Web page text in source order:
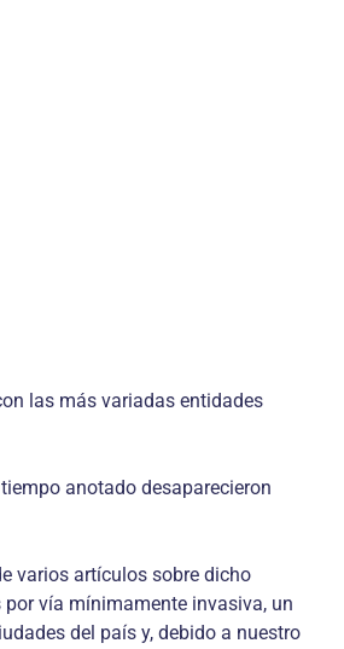
las más variadas entidades
anotado desaparecieron
varios artículos sobre dicho
vía mínimamente invasiva, un
del país y, debido a nuestro